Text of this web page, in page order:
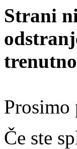
Strani
Prosimo
Če ste